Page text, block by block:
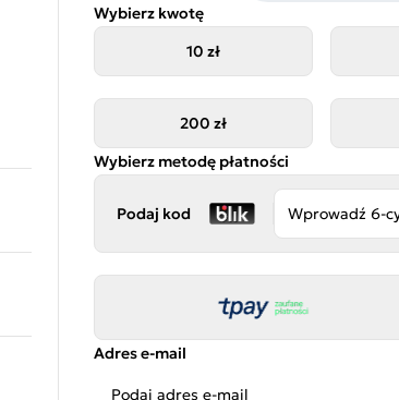
Wybierz kwotę
10 zł
200 zł
Wybierz metodę płatności
Podaj kod
Adres e-mail